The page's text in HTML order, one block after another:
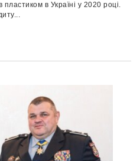
в Україні у 2020 році.